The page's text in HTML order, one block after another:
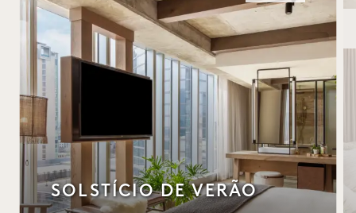
SOLSTÍCIO DE VERÃO